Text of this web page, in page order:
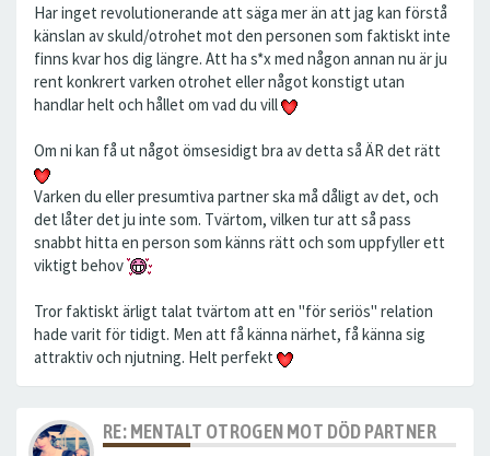
Har inget revolutionerande att säga mer än att jag kan förstå
känslan av skuld/otrohet mot den personen som faktiskt inte
finns kvar hos dig längre. Att ha s*x med någon annan nu är ju
rent konkrert varken otrohet eller något konstigt utan
handlar helt och hållet om vad du vill
Om ni kan få ut något ömsesidigt bra av detta så ÄR det rätt
Varken du eller presumtiva partner ska må dåligt av det, och
det låter det ju inte som. Tvärtom, vilken tur att så pass
snabbt hitta en person som känns rätt och som uppfyller ett
viktigt behov
Tror faktiskt ärligt talat tvärtom att en "för seriös" relation
hade varit för tidigt. Men att få känna närhet, få känna sig
attraktiv och njutning. Helt perfekt
RE: MENTALT OTROGEN MOT DÖD PARTNER